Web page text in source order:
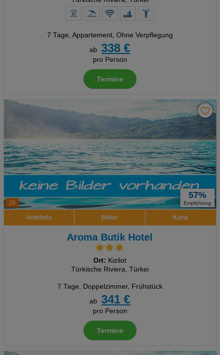
7 Tage, Appartement, Ohne Verpflegung
ab
338 €
pro Person
Termine
36
57%
Empfehlung
Hotelinfo Bilder Karte
Aroma Butik Hotel
Ort: Kizilot
Türkische Riviera, Türkei
7 Tage, Doppelzimmer, Frühstück
ab
341 €
pro Person
Termine